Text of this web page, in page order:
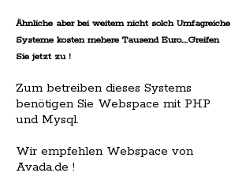
Ähnliche aber bei weitem nicht solch Umfagreiche
Systeme kosten mehere Tausend Euro....Greifen
Sie jetzt zu !
Zum betreiben dieses Systems
benötigen Sie Webspace mit PHP
und Mysql.
Wir empfehlen Webspace von
Avada.de !